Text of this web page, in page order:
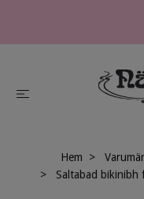
Hem
Saltabad bikinibh